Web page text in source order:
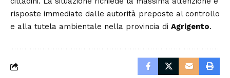
risposte immediate dalle autorità preposte al controllo
e alla tutela ambientale nella provincia di Agrigento.